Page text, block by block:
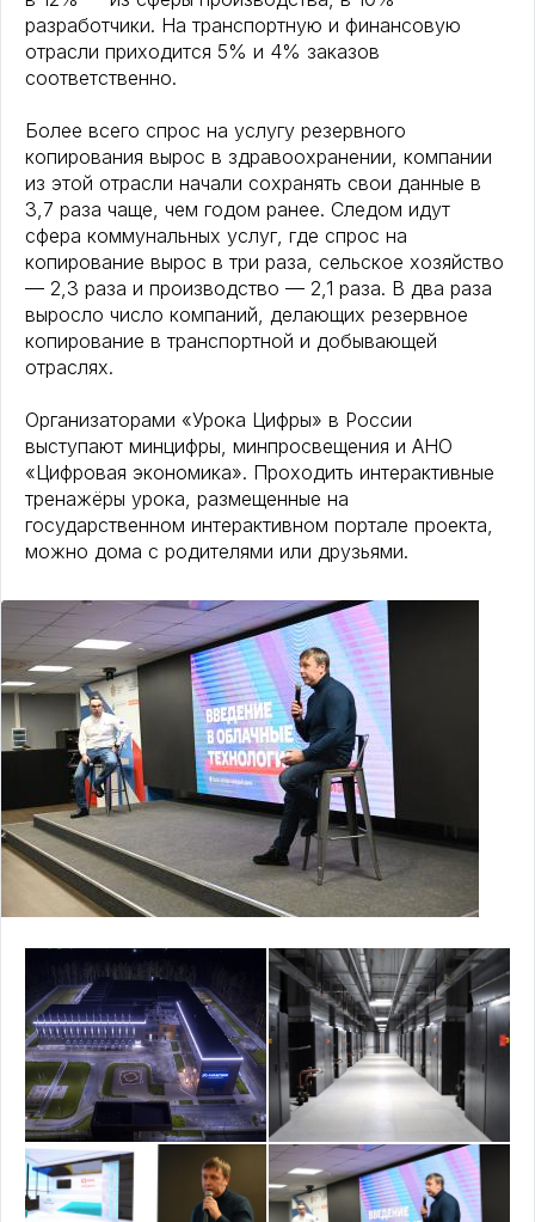
разработчики. На транспортную и финансовую
отрасли приходится 5% и 4% заказов
соответственно.
Более всего спрос на услугу резервного
копирования вырос в здравоохранении, компании
из этой отрасли начали сохранять свои данные в
3,7 раза чаще, чем годом ранее. Следом идут
сфера коммунальных услуг, где спрос на
копирование вырос в три раза, сельское хозяйство
— 2,3 раза и производство — 2,1 раза. В два раза
выросло число компаний, делающих резервное
копирование в транспортной и добывающей
отраслях.
Организаторами «Урока Цифры» в России
выступают минцифры, минпросвещения и АНО
«Цифровая экономика». Проходить интерактивные
тренажёры урока, размещенные на
государственном интерактивном портале проекта,
можно дома с родителями или друзьями.